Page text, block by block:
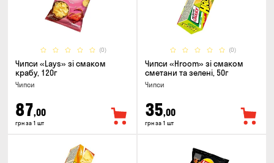
(0)
Чипси «Lays» зі смаком
крабу, 120г
Чипси
87,00
грн за 1 шт
(0)
Чипси «Hroom» зі смаком
сметани та зелені, 50г
Чипси
35,00
грн за 1 шт